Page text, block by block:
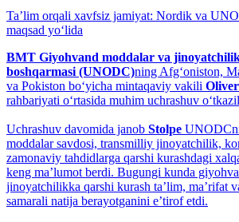
Taʼlim orqali xavfsiz jamiyat: Nordik va
maqsad yo‘lida
BMT Giyohvand moddalar va jinoyatchilik
boshqarmasi (UNODC)ning Afg‘oniston,
va Pokiston bo‘yicha mintaqaviy vakili
rahbariyati o‘rtasida muhim uchrashuv
Uchrashuv davomida janob Stolpe
moddalar savdosi, transmilliy jinoyatchilik,
zamonaviy tahdidlarga qarshi kurashdagi
keng maʼlumot berdi. Bugungi kunda
jinoyatchilikka qarshi kurash taʼlim, maʼrifat
samarali natija berayotganini eʼtirof etdi.